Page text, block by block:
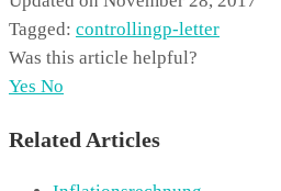
Tagged: controllingp-letter
Was this article helpful?
Yes No
Related Articles